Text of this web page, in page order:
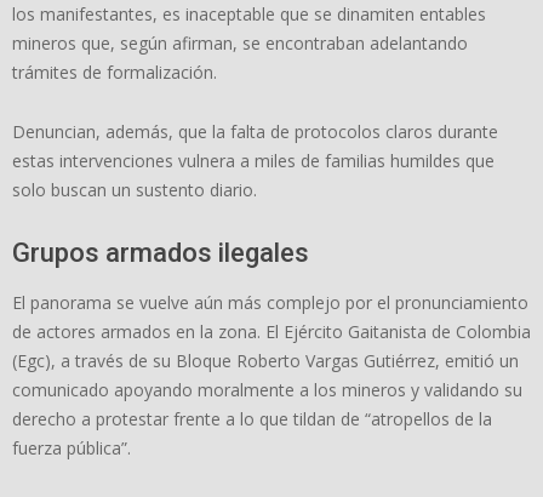
los manifestantes, es inaceptable que se dinamiten entables
mineros que, según afirman, se encontraban adelantando
trámites de formalización.
Denuncian, además, que la falta de protocolos claros durante
estas intervenciones vulnera a miles de familias humildes que
solo buscan un sustento diario.
Grupos armados ilegales
El panorama se vuelve aún más complejo por el pronunciamiento
de actores armados en la zona. El Ejército Gaitanista de Colombia
(Egc), a través de su Bloque Roberto Vargas Gutiérrez, emitió un
comunicado apoyando moralmente a los mineros y validando su
derecho a protestar frente a lo que tildan de “atropellos de la
fuerza pública”.